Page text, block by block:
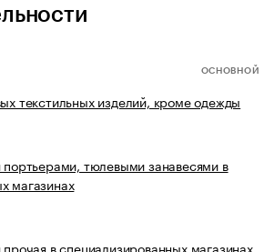
ОСНОВНОЙ
текстильных изделий, кроме одежды
портьерами, тюлевыми занавесями в
магазинах
в специализированных магазинах